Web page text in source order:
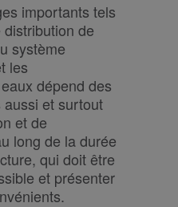
importants tels
de
système
les
dépend des
et surtout
et de
long de la durée
qui doit être
et présenter